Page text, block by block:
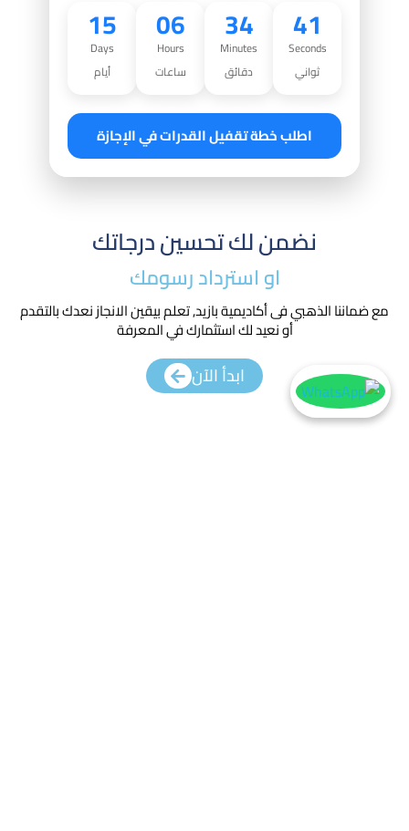
15
Days
أيام
06
Hours
ساعات
34
Minutes
دقائق
39
Seconds
ثواني
اطلب خطة تقفيل القدرات في الإجازة
نضمن لك تحسين درجاتك
او استرداد رسومك​
مع ضماننا الذهبي فى أكاديمية بازيد, تعلم بيقين الانجاز نعدك بالتقدم
أو نعيد لك استثمارك في المعرفة
ابدأ الآن